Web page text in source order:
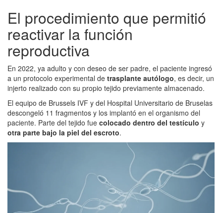
El procedimiento que permitió
reactivar la función
reproductiva
En 2022, ya adulto y con deseo de ser padre, el paciente ingresó
a un protocolo experimental de trasplante autólogo, es decir, un
injerto realizado con su propio tejido previamente almacenado.
El equipo de Brussels IVF y del Hospital Universitario de Bruselas
descongeló 11 fragmentos y los implantó en el organismo del
paciente. Parte del tejido fue colocado dentro del testículo y
otra parte bajo la piel del escroto.